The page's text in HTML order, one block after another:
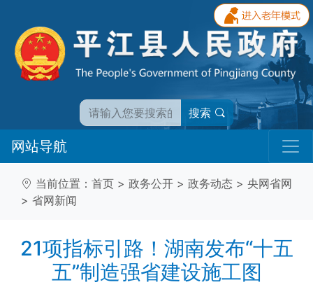
搜索
网站导航
当前位置： 首页 > 政务公开 > 政务动态 > 央网省网
> 省网新闻
21项指标引路！湖南发布“十五
五”制造强省建设施工图